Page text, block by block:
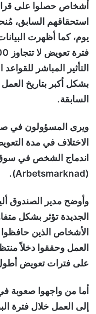
أشخاص حصلوا على
يوم،كما أظهرت
التأثير المباشر
بشكل أكبر بتاريخ
السابقة.
ويرى المسؤولون في
الاختلاف في مدة
اندماج الشخص في
(Arbetsmarknad).
وأوضح مدير الصندوق
الجديدة تؤثر بشكل
الأشخاص الذين
العمل وحققوا دخلاً
على فترات تعويض
أما من واجهوا صعوبة
إلى العمل خلال فترة